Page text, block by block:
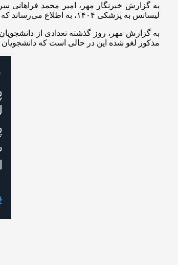
به گزارش خبرنگار مهر، امیر محمد
لیسانس به پزشکی ۱۴۰۴، به اطلاع می‌رساند که این آزمون پس از تصمیم‌گیری مراجع ذی‌ربط، از طریق سایت مرکز سنجش آموزش پزشکی به نشانی sanjeshp.ir اطلاع‌رسانی خواهد شد.
به گزارش مهر، روز گذشته تعدادی از
مذکور لغو شده این در حالی است که دانشجویان